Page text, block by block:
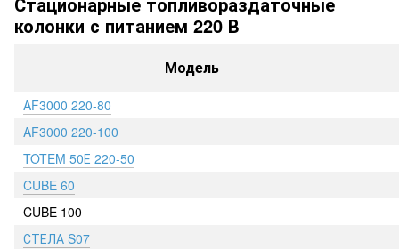
колонки с питанием 220 В
Модель
AF3000 220-80
AF3000 220-100
TOTEM 50Е 220-50
CUBE 60
CUBE 100
СТЕЛА S07